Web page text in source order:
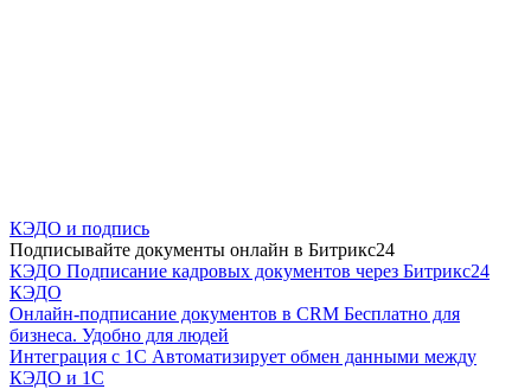
КЭДО и подпись
Подписывайте документы онлайн в Битрикс24
КЭДО Подписание кадровых документов через Битрикс24
КЭДО
Онлайн-подписание документов в CRM Бесплатно для
бизнеса. Удобно для людей
Интеграция с 1С Автоматизирует обмен данными между
КЭДО и 1С